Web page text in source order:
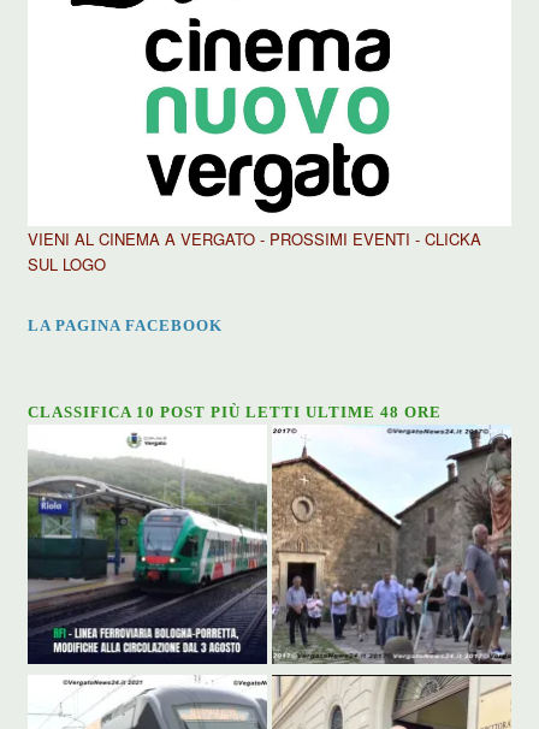
VIENI AL CINEMA A VERGATO - PROSSIMI EVENTI - CLICKA
SUL LOGO
LA PAGINA FACEBOOK
CLASSIFICA 10 POST PIÙ LETTI ULTIME 48 ORE